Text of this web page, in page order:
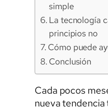
simple
La tecnología
principios no
Cómo puede
Conclusión
Cada pocos
nueva